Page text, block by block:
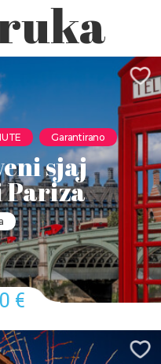
Garantirano
sjaj
Pariza
€